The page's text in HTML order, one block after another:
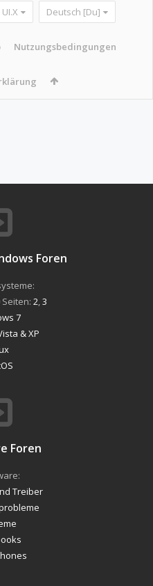
Deutsch [Du]
Nutzungsbedingungen
Foren
Seiten: 2 3
7
& XP
Foren
Treiber